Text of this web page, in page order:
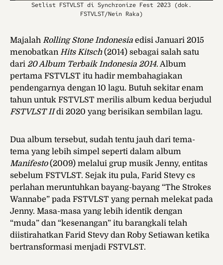
Setlist FSTVLST di Synchronize Fest 2023 (dok.
FSTVLST/Nein Raka)
Majalah Rolling Stone Indonesia edisi Januari 2015
menobatkan Hits Kitsch(2014) sebagai salah satu
dari 20 Album Terbaik Indonesia 2014. Album
pertama FSTVLST itu hadir membahagiakan
pendengarnya dengan 10 lagu. Butuh sekitar enam
tahun untuk FSTVLST merilis album kedua berjudul
FSTVLST IIdi 2020 yang berisikan sembilan lagu.
Dua album tersebut, sudah tentu jauh dari tema-
tema yang lebih simpel seperti dalam album
Manifesto(2009) melalui grup musik Jenny, entitas
sebelum FSTVLST. Sejak itu pula, Farid Stevy cs
perlahan meruntuhkan bayang-bayang “The Strokes
Wannabe” pada FSTVLST yang pernah melekat pada
Jenny. Masa-masa yang lebih identik dengan
“muda” dan “kesenangan” itu barangkali telah
diistirahatkan Farid Stevy dan Roby Setiawan ketika
bertransformasi menjadi FSTVLST.